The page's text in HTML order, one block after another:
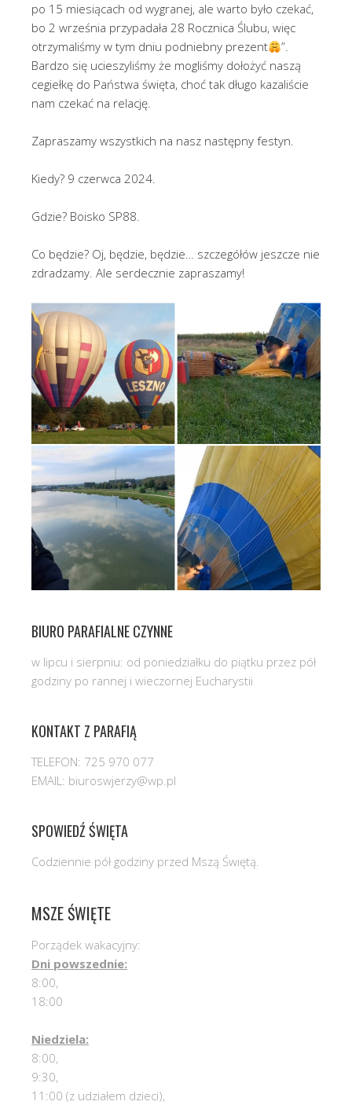
po 15 miesiącach od wygranej, ale warto było czekać,
bo 2 września przypadała 28 Rocznica Ślubu, więc
otrzymaliśmy w tym dniu podniebny prezent
”.
Bardzo się ucieszyliśmy że mogliśmy dołożyć naszą
cegiełkę do Państwa święta, choć tak długo kazaliście
nam czekać na relację.
Zapraszamy wszystkich na nasz następny festyn.
Kiedy? 9 czerwca 2024.
Gdzie? Boisko SP88.
Co będzie? Oj, będzie, będzie… szczegółów jeszcze nie
zdradzamy. Ale serdecznie zapraszamy!
BIURO PARAFIALNE CZYNNE
w lipcu i sierpniu: od poniedziałku do piątku przez pół
godziny po rannej i wieczornej Eucharystii
KONTAKT Z PARAFIĄ
TELEFON: 725 970 077
EMAIL: biuroswjerzy@wp.pl
SPOWIEDŹ ŚWIĘTA
Codziennie pół godziny przed Mszą Świętą.
MSZE ŚWIĘTE
Porządek wakacyjny:
Dni powszednie:
8:00,
18:00
Niedziela:
8:00,
9:30,
11:00 (z udziałem dzieci),